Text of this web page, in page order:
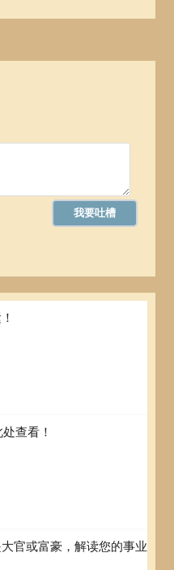
查看！
官或富豪，解读您的事业